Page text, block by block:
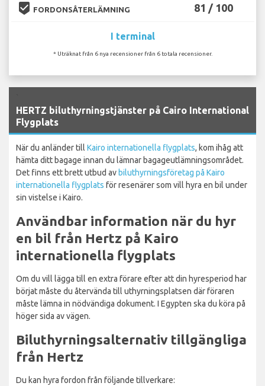
beenhere FORDONSÅTERLÄMNING 81 / 100
I terminal
* Uträknat från 6 nya recensioner från 6 totala recensioner.
HERTZ biluthyrningstjänster på Cairo International
Flygplats
När du anländer till Kairo internationella flygplats, kom ihåg att
hämta ditt bagage innan du lämnar bagageutlämningsområdet.
Det finns ett brett utbud avbiluthyrningsföretag på Kairo
internationella flygplats för resenärer som vill hyra en bil under
sin vistelse i Kairo.
Användbar information när du hyr
en bil från Hertz på Kairo
internationella flygplats
Om du vill lägga till en extra förare efter att din hyresperiod har
börjat måste du återvända till uthyrningsplatsen där föraren
måste lämna in nödvändiga dokument. I Egypten ska du köra på
höger sida av vägen.
Biluthyrningsalternativ tillgängliga
från Hertz
Du kan hyra fordon från följande tillverkare: